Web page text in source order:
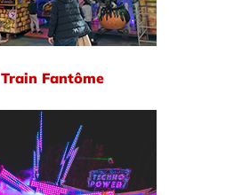
Train Fantôme